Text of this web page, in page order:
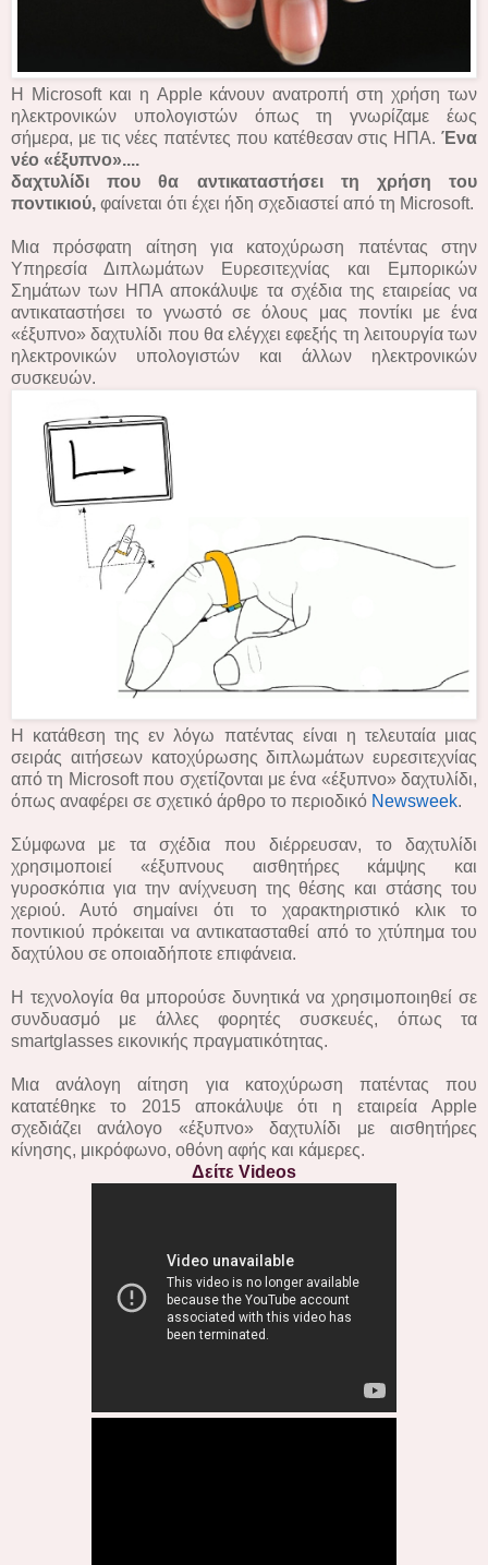
Η Microsoft και η Apple κάνουν ανατροπή στη χρήση των
ηλεκτρονικών υπολογιστών όπως τη γνωρίζαμε έως
σήμερα, με τις νέες πατέντες που κατέθεσαν στις ΗΠΑ. Ένα
νέο «έξυπνο»....
δαχτυλίδι που θα αντικαταστήσει τη χρήση του
ποντικιού, φαίνεται ότι έχει ήδη σχεδιαστεί από τη Microsoft.
Μια πρόσφατη αίτηση για κατοχύρωση πατέντας στην
Υπηρεσία Διπλωμάτων Ευρεσιτεχνίας και Εμπορικών
Σημάτων των ΗΠΑ αποκάλυψε τα σχέδια της εταιρείας να
αντικαταστήσει το γνωστό σε όλους μας ποντίκι με ένα
«έξυπνο» δαχτυλίδι που θα ελέγχει εφεξής τη λειτουργία των
ηλεκτρονικών υπολογιστών και άλλων ηλεκτρονικών
συσκευών.
Η κατάθεση της εν λόγω πατέντας είναι η τελευταία μιας
σειράς αιτήσεων κατοχύρωσης διπλωμάτων ευρεσιτεχνίας
από τη Microsoft που σχετίζονται με ένα «έξυπνο» δαχτυλίδι,
όπως αναφέρει σε σχετικό άρθρο το περιοδικό Newsweek.
Σύμφωνα με τα σχέδια που διέρρευσαν, το δαχτυλίδι
χρησιμοποιεί «έξυπνους αισθητήρες κάμψης και
γυροσκόπια για την ανίχνευση της θέσης και στάσης του
χεριού. Αυτό σημαίνει ότι το χαρακτηριστικό κλικ το
ποντικιού πρόκειται να αντικατασταθεί από το χτύπημα του
δαχτύλου σε οποιαδήποτε επιφάνεια.
Η τεχνολογία θα μπορούσε δυνητικά να χρησιμοποιηθεί σε
συνδυασμό με άλλες φορητές συσκευές, όπως τα
smartglasses εικονικής πραγματικότητας.
Μια ανάλογη αίτηση για κατοχύρωση πατέντας που
κατατέθηκε το 2015 αποκάλυψε ότι η εταιρεία Apple
σχεδιάζει ανάλογο «έξυπνο» δαχτυλίδι με αισθητήρες
κίνησης, μικρόφωνο, οθόνη αφής και κάμερες.
Δείτε Videos